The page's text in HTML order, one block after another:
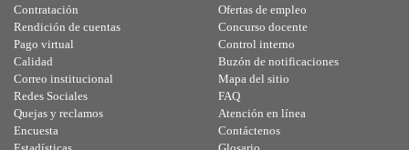
Contratación
Rendición de cuentas
Pago virtual
Calidad
Ofertas de empleo
Concurso docente
Control interno
Buzón de notificaciones
Correo institucional
Redes Sociales
Quejas y reclamos
Encuesta
Mapa del sitio
FAQ
Atención en línea
Contáctenos